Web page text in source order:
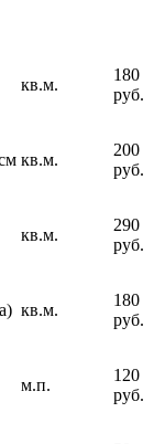
кв.м.
180
руб.
кв.м.
200
руб.
кв.м.
290
руб.
кв.м.
180
руб.
м.п.
120
руб.